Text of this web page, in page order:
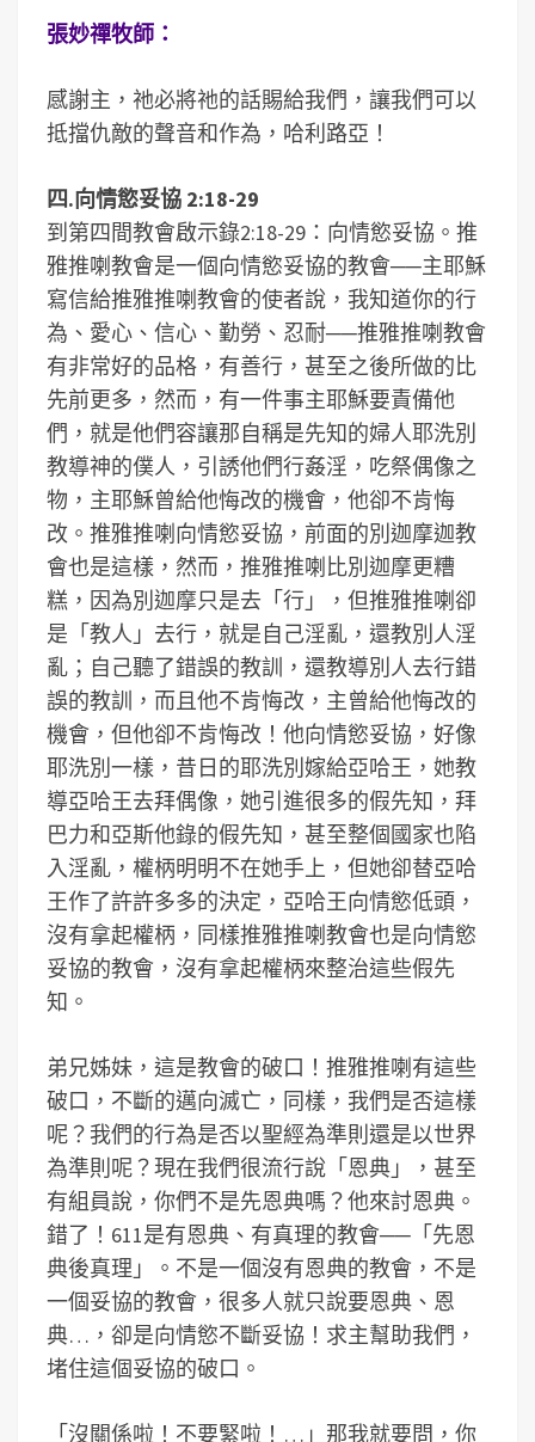
張妙禪牧師：
感謝主，祂必將祂的話賜給我們，讓我們可以
抵擋仇敵的聲音和作為，哈利路亞！
四.向情慾妥協 2:18-29
到第四間教會啟示錄2:18-29：向情慾妥協。推
雅推喇教會是一個向情慾妥協的教會──主耶穌
寫信給推雅推喇教會的使者說，我知道你的行
為、愛心、信心、勤勞、忍耐──推雅推喇教會
有非常好的品格，有善行，甚至之後所做的比
先前更多，然而，有一件事主耶穌要責備他
們，就是他們容讓那自稱是先知的婦人耶洗別
教導神的僕人，引誘他們行姦淫，吃祭偶像之
物，主耶穌曾給他悔改的機會，他卻不肯悔
改。推雅推喇向情慾妥協，前面的別迦摩迦教
會也是這樣，然而，推雅推喇比別迦摩更糟
糕，因為別迦摩只是去「行」，但推雅推喇卻
是「教人」去行，就是自己淫亂，還教別人淫
亂；自己聽了錯誤的教訓，還教導別人去行錯
誤的教訓，而且他不肯悔改，主曾給他悔改的
機會，但他卻不肯悔改！他向情慾妥協，好像
耶洗別一樣，昔日的耶洗別嫁給亞哈王，她教
導亞哈王去拜偶像，她引進很多的假先知，拜
巴力和亞斯他錄的假先知，甚至整個國家也陷
入淫亂，權柄明明不在她手上，但她卻替亞哈
王作了許許多多的決定，亞哈王向情慾低頭，
沒有拿起權柄，同樣推雅推喇教會也是向情慾
妥協的教會，沒有拿起權柄來整治這些假先
知。
弟兄姊妹，這是教會的破口！推雅推喇有這些
破口，不斷的邁向滅亡，同樣，我們是否這樣
呢？我們的行為是否以聖經為準則還是以世界
為準則呢？現在我們很流行說「恩典」，甚至
有組員說，你們不是先恩典嗎？他來討恩典。
錯了！611是有恩典、有真理的教會──「先恩
典後真理」。不是一個沒有恩典的教會，不是
一個妥協的教會，很多人就只說要恩典、恩
典…，卻是向情慾不斷妥協！求主幫助我們，
堵住這個妥協的破口。
「沒關係啦！不要緊啦！…」那我就要問，你